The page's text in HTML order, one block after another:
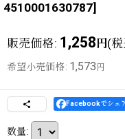
4510001630787]
販売価格: 1,258円(
希望小売価格: 1,573 円
Facebookでシェ
数量: